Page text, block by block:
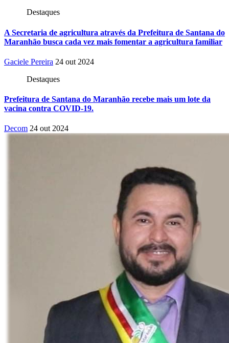
Destaques
A Secretaria de agricultura através da Prefeitura de Santana do
Maranhão busca cada vez mais fomentar a agricultura familiar
Gaciele Pereira 24 out 2024
Destaques
Prefeitura de Santana do Maranhão recebe mais um lote da
vacina contra COVID-19.
Decom 24 out 2024